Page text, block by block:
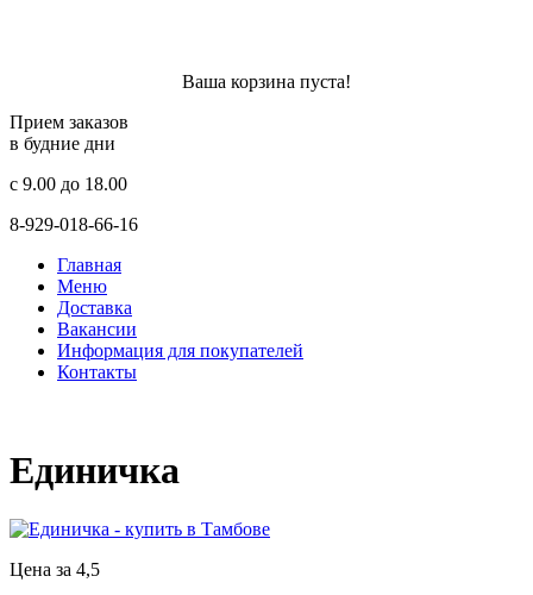
Ваша корзина пуста!
Прием заказов
в будние дни
c 9.00 до 18.00
8-929-018-66-16
Главная
Меню
Доставка
Вакансии
Информация для покупателей
Контакты
Единичка
Цена за 4,5